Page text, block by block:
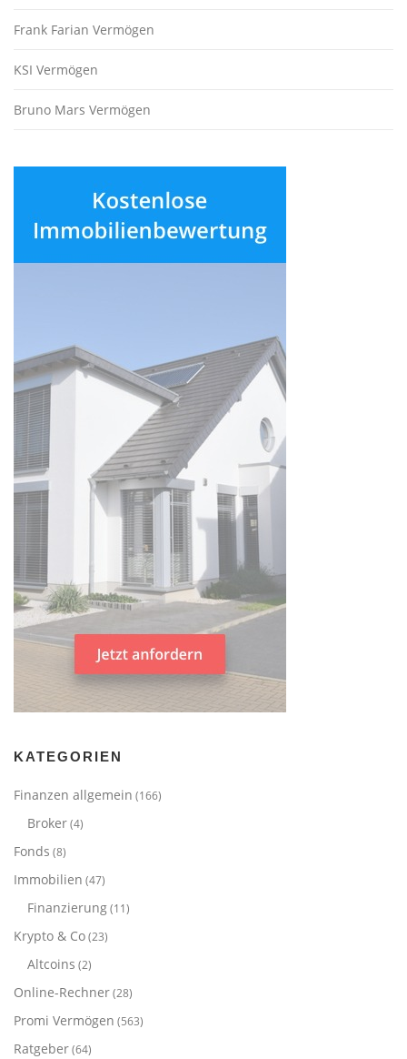
Frank Farian Vermögen
KSI Vermögen
Bruno Mars Vermögen
KATEGORIEN
Finanzen allgemein (166)
Broker(4)
Fonds (8)
Immobilien (47)
Finanzierung(11)
Krypto & Co(23)
Altcoins (2)
Online-Rechner(28)
Promi Vermögen (563)
Ratgeber(64)